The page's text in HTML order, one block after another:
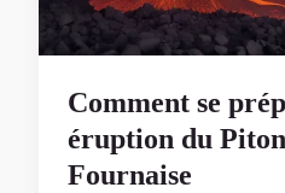
Comment se
éruption du
Fournaise